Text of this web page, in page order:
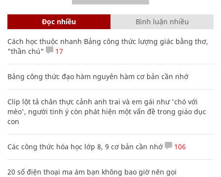
Đọc nhiều Bình luận nhiều
Cách học thuộc nhanh Bảng công thức lượng giác bằng thơ,
"thần chú"
17
Bảng công thức đạo hàm nguyên hàm cơ bản cần nhớ
Clip lột tả chân thực cảnh anh trai và em gái như 'chó với
mèo', người tinh ý còn phát hiện một vấn đề trong giáo dục
con
Các công thức hóa học lớp 8, 9 cơ bản cần nhớ 106
20 số điện thoại ma ám bạn không bao giờ nên gọi